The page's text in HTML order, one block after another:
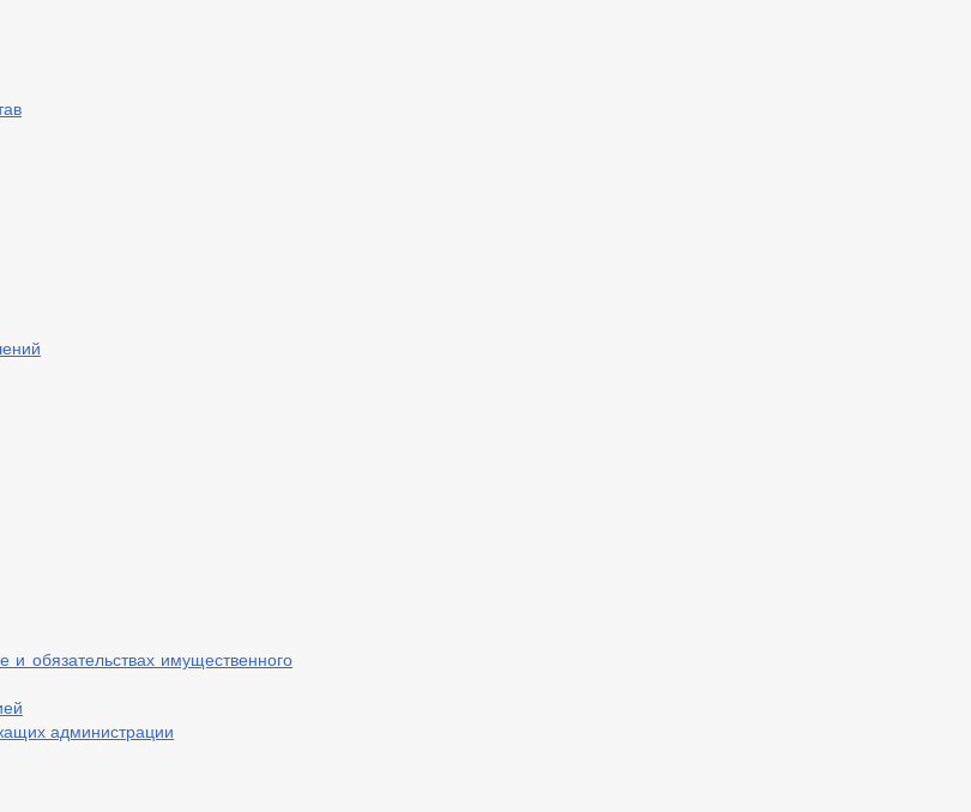
обязательствах имущественного
администрации